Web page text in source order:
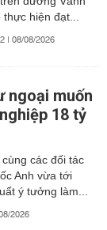
thực hiện đạt...
| 08/08/2026
ngoại muốn
18 tỷ
các đối tác
Anh vừa tới
ý tưởng làm...
2026